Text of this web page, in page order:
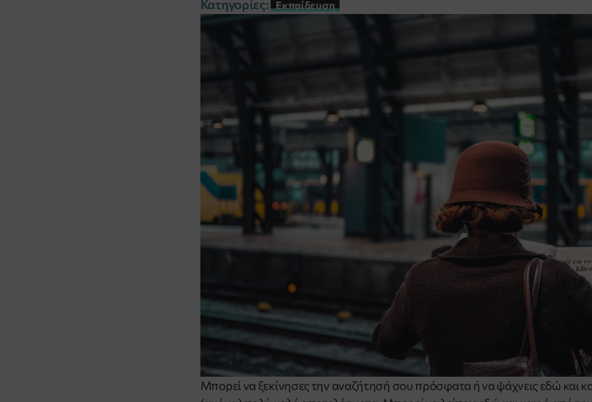
Κατηγορίες: Εκπαίδευση
Μπορεί να ξεκίνησες την αναζήτησή σου πρόσφατα ή να ψάχνεις εδώ και